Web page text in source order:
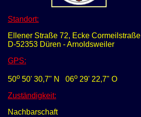
Standort:
Ellener Straße 72, Ecke Cormeilstraße
D-52353 Düren - Arnoldsweiler
GPS:
50o 50' 30,7" N 06o 29' 22,7" O
Zuständigkeit:
Nachbarschaft